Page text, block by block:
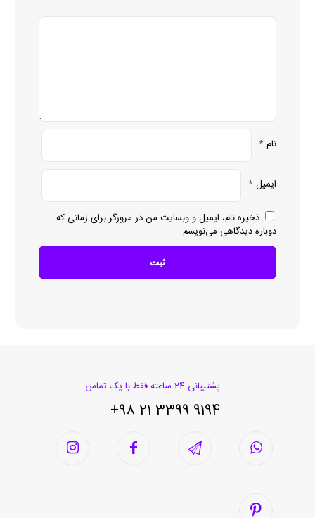
نام *
ایمیل *
ذخیره نام، ایمیل و وبسایت من در مرورگر برای زمانی که
دوباره دیدگاهی می‌نویسم.
پشتیبانی 24 ساعته فقط با یک تماس
9194 3399 21 98+